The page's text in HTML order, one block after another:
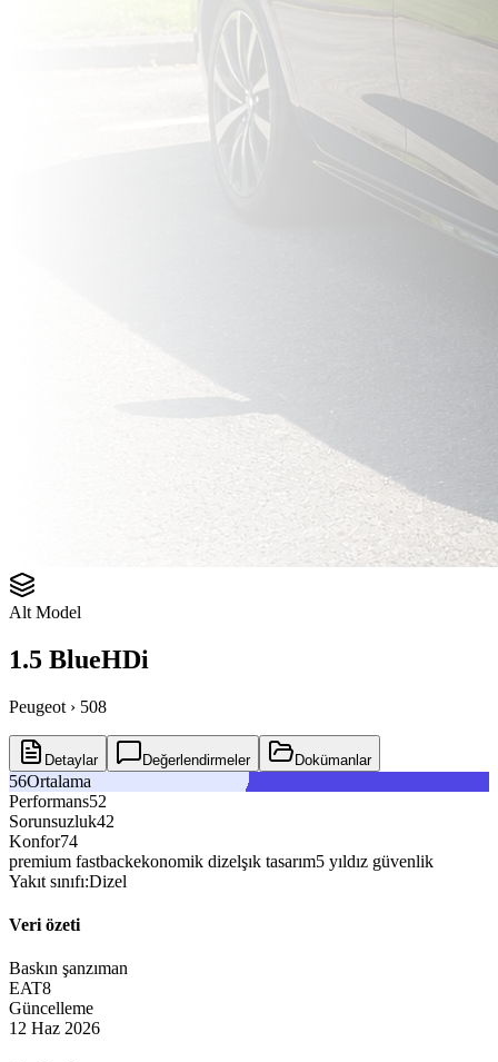
Alt Model
1.5 BlueHDi
Peugeot › 508
Detaylar Değerlendirmeler Dokümanlar
Ortalama
Performans
Sorunsuzluk
Konfor
premium fastbackekonomik dizelşık tasarım5 yıldız güvenlik
Yakıt sınıfı:Dizel
Veri özeti
Baskın şanzıman
EAT8
Güncelleme
12 Haz 2026